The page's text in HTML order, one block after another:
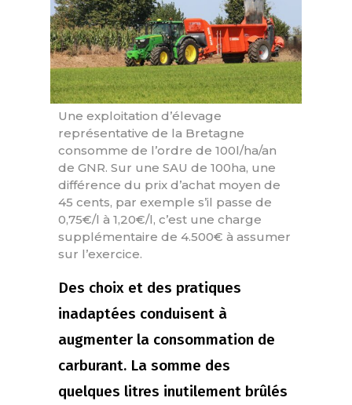
Une exploitation d’élevage
représentative de la Bretagne
consomme de l’ordre de 100l/ha/an
de GNR. Sur une SAU de 100ha, une
différence du prix d’achat moyen de
45 cents, par exemple s’il passe de
0,75€/l à 1,20€/l, c’est une charge
supplémentaire de 4.500€ à assumer
sur l’exercice.
Des choix et des pratiques
inadaptées conduisent à
augmenter la consommation de
carburant. La somme des
quelques litres inutilement brûlés